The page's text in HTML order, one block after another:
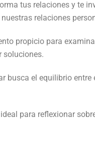
tus relaciones y te
relaciones
propicio para
soluciones.
busca el equilibrio
para reflexionar